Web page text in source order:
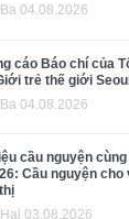
04.08.2026
cáo Báo chí của
trẻ thế giới
04.08.2026
cầu nguyện
Cầu nguyện
03.08.2026